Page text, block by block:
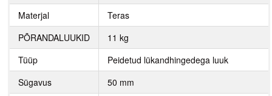
Materjal
Teras
PÕRANDALUUKID
11 kg
Tüüp
Peidetud lükandhingedega luuk
Sügavus
50 mm